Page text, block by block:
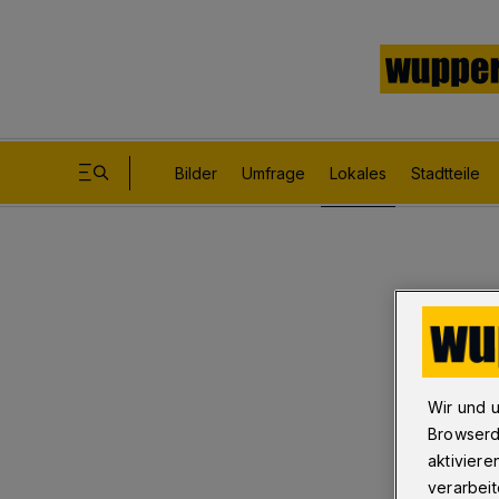
Bilder Umfrage Lokales Stadtteile
Wir und